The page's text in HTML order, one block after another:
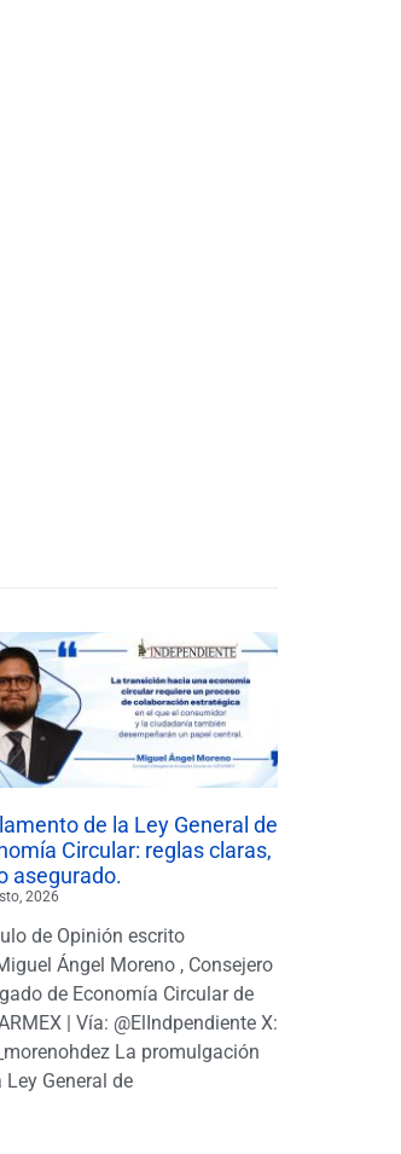
de la Ley General de
Circular: reglas claras,
asegurado.
2026
de Opinión escrito
Ángel Moreno , Consejero
de Economía Circular de
| Vía: @ElIndpendiente X:
La promulgación
Ley General de